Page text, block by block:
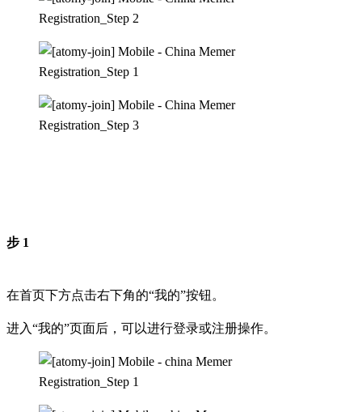
步 1
在首页下方点击右下角的“我的”按钮。
进入“我的”页面后，可以进行登录或注册操作。